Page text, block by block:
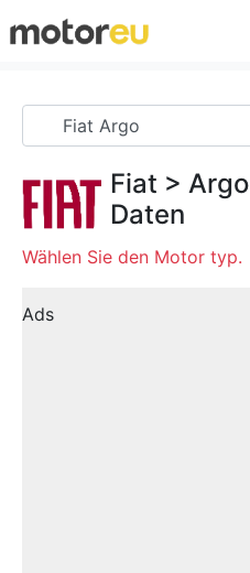
Fiat > Argo
Daten
Wählen Sie den Motor typ.
Ads